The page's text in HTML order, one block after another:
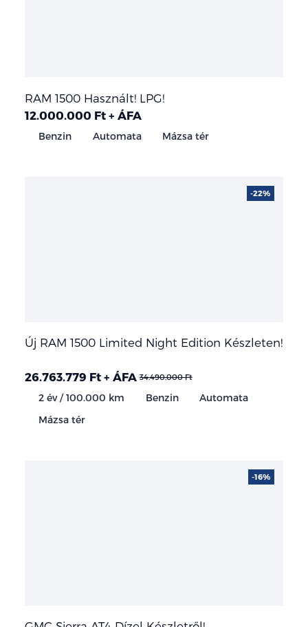
RAM 1500 Használt! LPG!
12.000.000 Ft + ÁFA
Benzin Automata Mázsa tér
Új RAM 1500 Limited Night Edition Készleten!
26.763.779 Ft + ÁFA 34.490.000 Ft
2 év / 100.000 km Benzin
Automata
Mázsa tér
-22%
-16%